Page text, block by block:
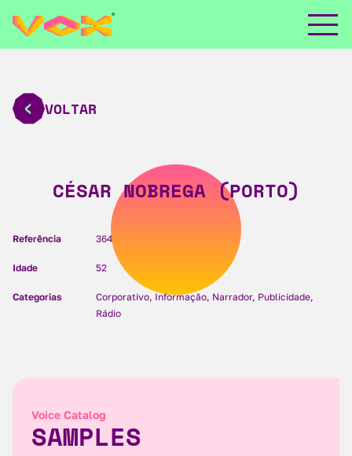
VOLTAR
CÉSAR NOBREGA (PORTO)
Referência 364
Idade 52
Categorias
Corporativo, Informação, Narrador, Publicidade,
Rádio
Voice Catalog
SAMPLES